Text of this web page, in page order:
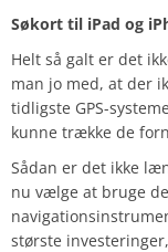
Søkort til iPad og
Helt så galt er det
man jo med, at der
tidligste GPS-
kunne trække de
Sådan er det ikke
nu vælge at bruge
største